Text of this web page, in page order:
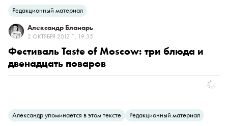
Сначала новые
Сначала старые
По популярности
Редакционный материал
Александр Бланарь
2 ОКТЯБРЯ 2012 Г., 19:35
Фестиваль Taste of Moscow: три блюда и
двенадцать поваров
Александр упоминается в этом тексте
Редакционный материал